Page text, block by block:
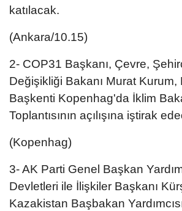
katılacak.
(Ankara/10.15)
2- COP31 Başkanı, Çevre,
Değişikliği Bakanı Murat Kurum,
Başkenti Kopenhag'da İklim
Toplantısının açılışına iştirak
(Kopenhag)
3- AK Parti Genel Başkan
Devletleri ile İlişkiler Başkanı
Kazakistan Başbakan